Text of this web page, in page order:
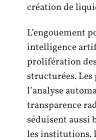
création de
L’engouement
intelligence
prolifération
structurées.
l’analyse
transparence
séduisent aussi
les institutions.